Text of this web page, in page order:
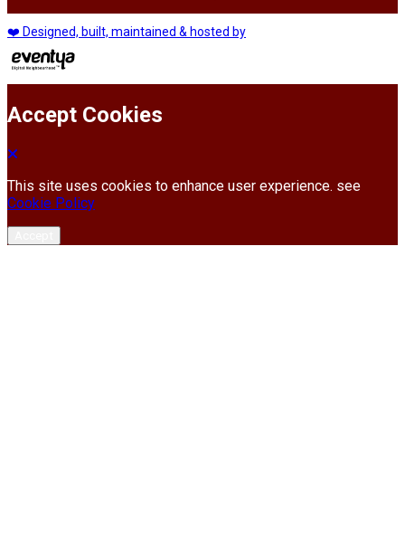
❤️ Designed, built, maintained & hosted by
Accept Cookies
This site uses cookies to enhance user experience. see
Cookie Policy